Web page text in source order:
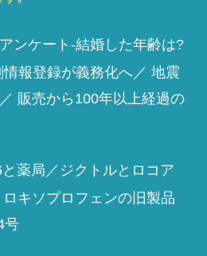
ンケート-結婚した年齢は?
報登録が義務化へ／ 地震
販売から100年以上経過の
薬局／ジクトルとロコア
キソプロフェンの旧製品
号